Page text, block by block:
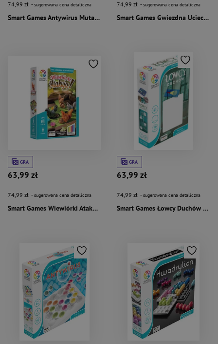
74,99 zł - sugerowana cena detaliczna
Smart Games Antywirus Mutacja (PL) IUVI Games
74,99 zł - sugerowana cena detaliczna
Smart Games Gwiezdna Ucieczka (PL) IUVI Games
GRA
63,99 zł
74,99 zł - sugerowana cena detaliczna
Smart Games Wiewiórki Atakują! (PL) IUVI Games
GRA
63,99 zł
74,99 zł - sugerowana cena detaliczna
Smart Games Łowcy Duchów (PL) IUVI Games